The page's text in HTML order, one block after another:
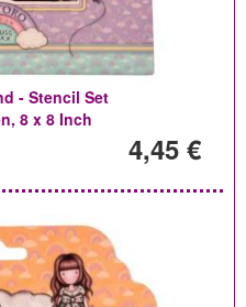
- Stencil Set
8 x 8 Inch
4,45 €